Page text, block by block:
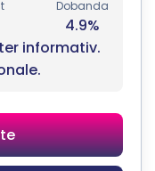
Dobanda
4.9%
informativ.